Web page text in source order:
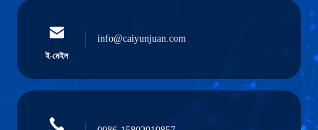
ই-মেইল
info@caiyunjuan.com